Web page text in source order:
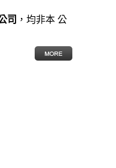
司 ，均非本 公